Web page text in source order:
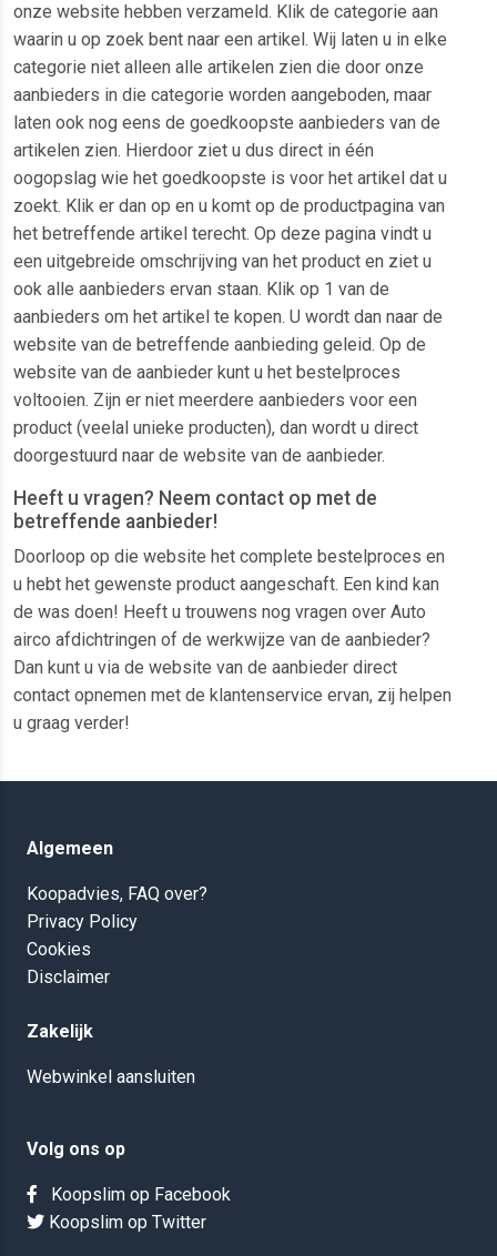
onze website hebben verzameld. Klik de categorie aan
waarin u op zoek bent naar een artikel. Wij laten u in elke
categorie niet alleen alle artikelen zien die door onze
aanbieders in die categorie worden aangeboden, maar
laten ook nog eens de goedkoopste aanbieders van de
artikelen zien. Hierdoor ziet u dus direct in één
oogopslag wie het goedkoopste is voor het artikel dat u
zoekt. Klik er dan op en u komt op de productpagina van
het betreffende artikel terecht. Op deze pagina vindt u
een uitgebreide omschrijving van het product en ziet u
ook alle aanbieders ervan staan. Klik op 1 van de
aanbieders om het artikel te kopen. U wordt dan naar de
website van de betreffende aanbieding geleid. Op de
website van de aanbieder kunt u het bestelproces
voltooien. Zijn er niet meerdere aanbieders voor een
product (veelal unieke producten), dan wordt u direct
doorgestuurd naar de website van de aanbieder.
Heeft u vragen? Neem contact op met de
betreffende aanbieder!
Doorloop op die website het complete bestelproces en
u hebt het gewenste product aangeschaft. Een kind kan
de was doen! Heeft u trouwens nog vragen over Auto
airco afdichtringen of de werkwijze van de aanbieder?
Dan kunt u via de website van de aanbieder direct
contact opnemen met de klantenservice ervan, zij helpen
u graag verder!
Algemeen
Koopadvies, FAQ over?
Privacy Policy
Cookies
Disclaimer
Zakelijk
Webwinkel aansluiten
Volg ons op
Koopslim op Facebook
Koopslim op Twitter